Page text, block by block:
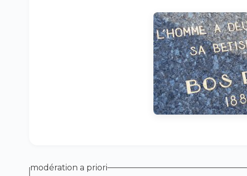
modération a priori